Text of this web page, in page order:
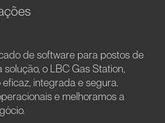
de software para postos de
o LBC Gas Station,
integrada e segura.
e melhoramos a